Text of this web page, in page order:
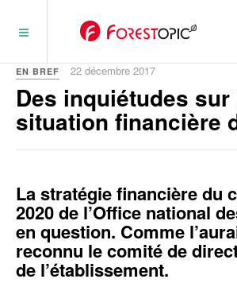
EN BREF 22 décembre 2017
Des inquiétudes sur
situation financière
La stratégie financière du
2020 de l’Office national
en question. Comme
reconnu le comité de
de l’établissement.